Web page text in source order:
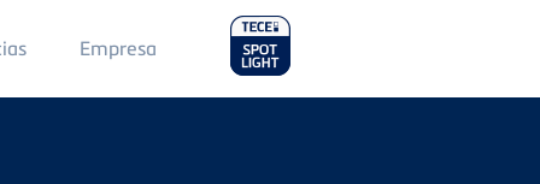
Main
Menu
2
Empresa